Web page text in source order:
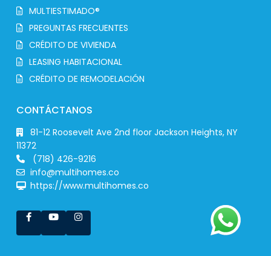
MULTIESTIMADO®
PREGUNTAS FRECUENTES
CRÉDITO DE VIVIENDA
LEASING HABITACIONAL
CRÉDITO DE REMODELACIÓN
CONTÁCTANOS
81-12 Roosevelt Ave 2nd floor Jackson Heights, NY
11372
(718) 426-9216
info@multihomes.co
https://www.multihomes.co